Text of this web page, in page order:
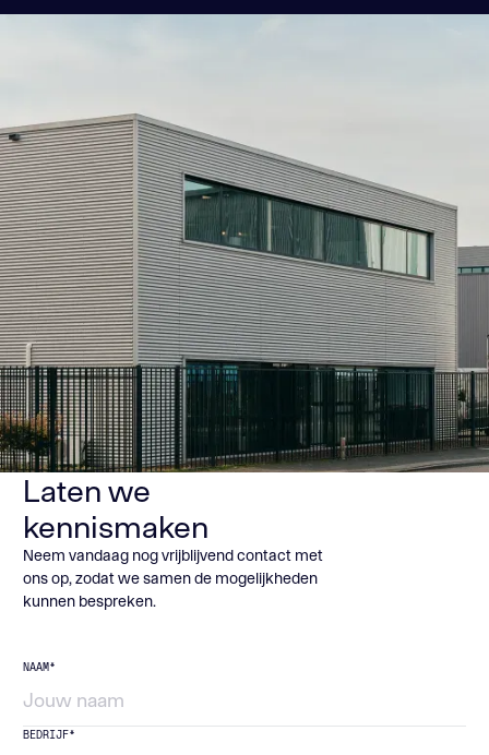
Laten we
kennismaken
Neem vandaag nog vrijblijvend contact met
ons op, zodat we samen de mogelijkheden
kunnen bespreken.
NAAM*
BEDRIJF*